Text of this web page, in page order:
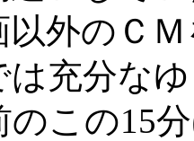
以外のＣ
は充分な
のこの15